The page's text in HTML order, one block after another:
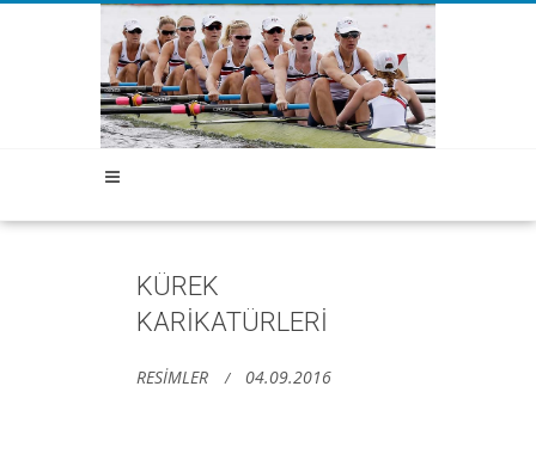
KÜREK
KARİKATÜRLERİ
RESİMLER 04.09.2016